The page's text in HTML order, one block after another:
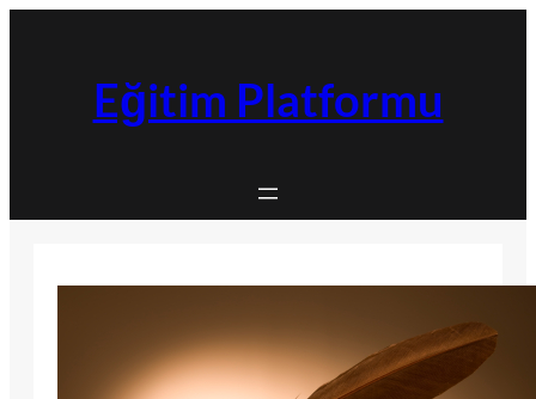
Eğitim Platformu